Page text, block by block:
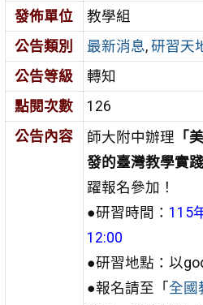
發佈單位
教學組
公告類別
最新消息, 研習天
公告等級
轉知
點閱次數
126
公告內容
師大附中辦理 「
發的臺灣教學實踐
躍報名參加！
●研習時間： 115
12:00
●研習地點：以
●報名請至「全國